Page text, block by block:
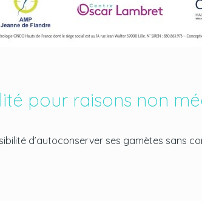
pour raisons non
d’autoconserver ses gamètes sans